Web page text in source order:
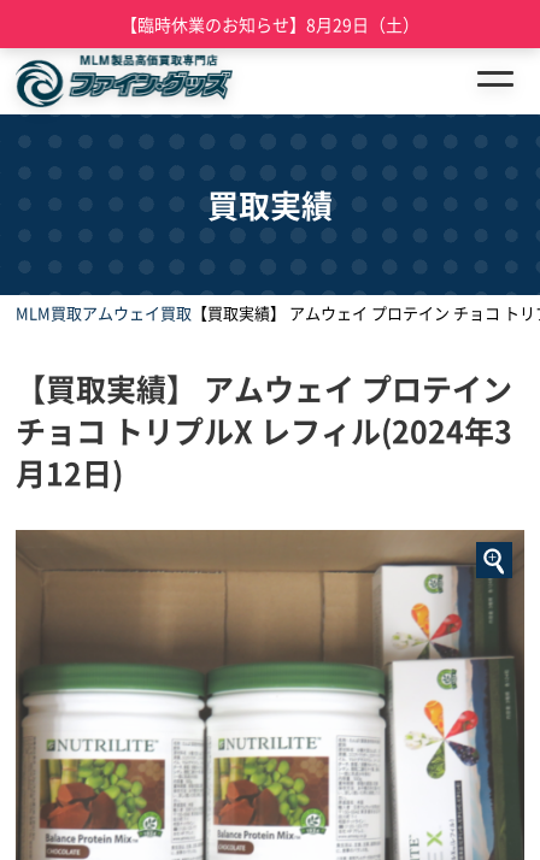
【臨時休業のお知らせ】8月29日（土）
買取実績
MLM買取アムウェイ買取 【買取実績】 アムウェイ プロテイン チョコ ト
【買取実績】 アムウェイ プロテイン
チョコ トリプルX レフィル(2024年3
月12日)